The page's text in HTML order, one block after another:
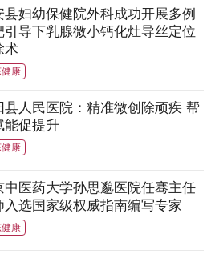
县妇幼保健院外科成功开展多例
引导下乳腺微小钙化灶导丝定位
术
康
县人民医院：精准微创除顽疾 帮
能促提升
康
中医药大学孙思邈医院任骞主任
入选国家级权威指南编写专家
康